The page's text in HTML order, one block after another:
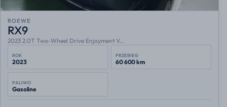
ROEWE
RX9
2023 2.0T Two-Wheel Drive Enjoyment V...
ROK
2023
PRZEBIEG
60 600 km
PALIWO
Gasoline